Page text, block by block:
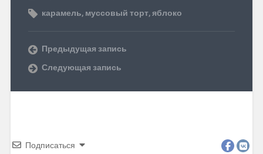
карамель, муссовый торт,яблоко
Предыдущая запись
Следующая запись
Подписаться